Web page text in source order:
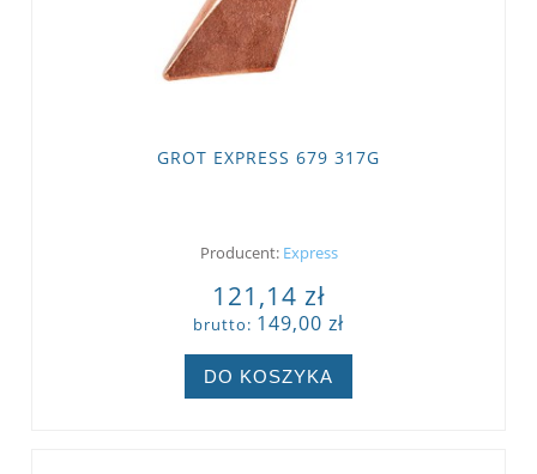
GROT EXPRESS 679 317G
Producent: Express
121,14 zł
brutto: 149,00 zł
DO KOSZYKA